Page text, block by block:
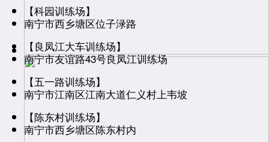
【科园训练场】
南宁市西乡塘区位子渌路
【良凤江大车训练场】
南宁市友谊路43号良凤江训练场
【五一路训练场】
南宁市江南区江南大道仁义村上韦坡
【陈东村训练场】
南宁市西乡塘区陈东村内